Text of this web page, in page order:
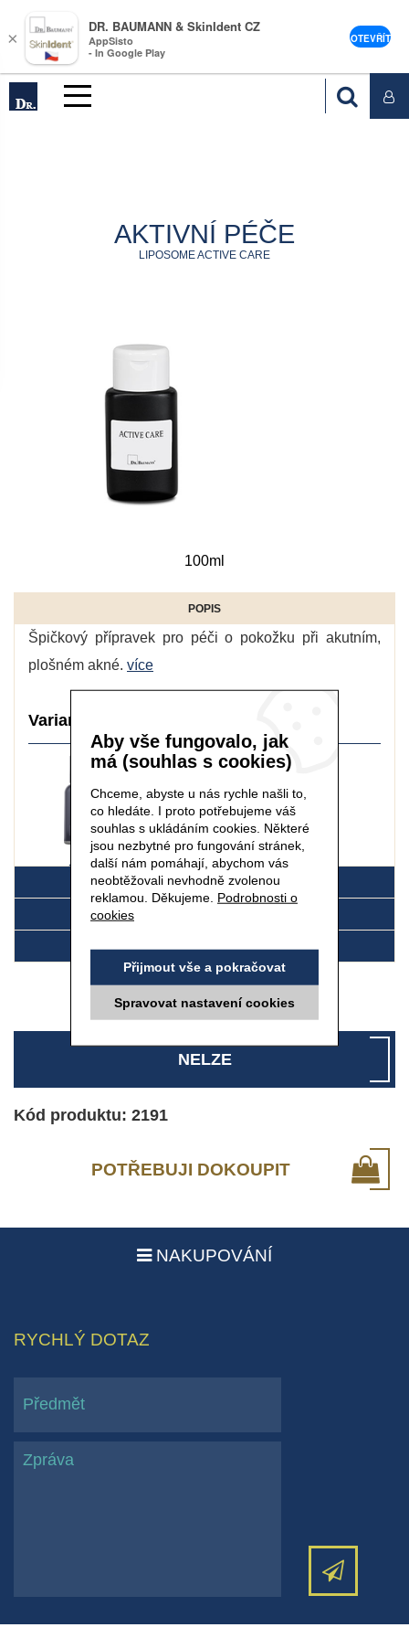
AKTIVNÍ PÉČE
LIPOSOME ACTIVE CARE
100ml
POPIS
Špičkový přípravek pro péči o pokožku při akutním,
plošném akné. více
Varianty balení:
30 ml
DETAIL
Kód produktu: 2191
POTŘEBUJI DOKOUPIT
NELZE
NAKUPOVÁNÍ
RYCHLÝ DOTAZ
Aby vše fungovalo, jak
má (souhlas s cookies)
Chceme, abyste u nás rychle našli to,
co hledáte. I proto potřebujeme váš
souhlas s ukládáním cookies. Některé
jsou nezbytné pro fungování stránek,
další nám pomáhají, abychom vás
neobtěžovali nevhodně zvolenou
reklamou. Děkujeme. Podrobnosti o
cookies
Spravovat nastavení cookies
Přijmout vše a pokračovat
×
DR. BAUMANN & SkinIdent CZ
AppSisto
- In Google Play
OTEVŘÍT